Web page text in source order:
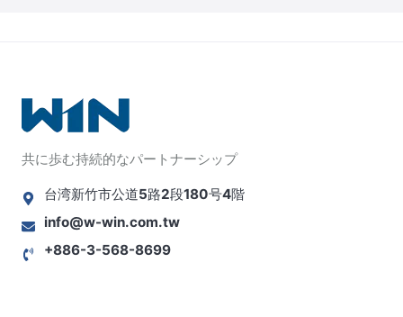
共に歩む持続的なパートナーシップ
台湾新竹市公道5路2段180号4階
info@w-win.com.tw
+886-3-568-8699